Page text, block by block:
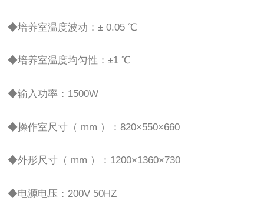
◆培养室温度波动：± 0.05 ℃
◆培养室温度均匀性：±1 ℃
◆输入功率：1500W
◆操作室尺寸（ mm ）：820×550×660
◆外形尺寸（ mm ）：1200×1360×730
◆电源电压：200V 50HZ